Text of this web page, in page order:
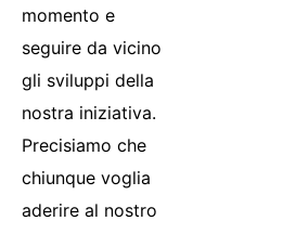
momento e
seguire da vicino
gli sviluppi della
nostra iniziativa.
Precisiamo che
chiunque voglia
aderire al nostro